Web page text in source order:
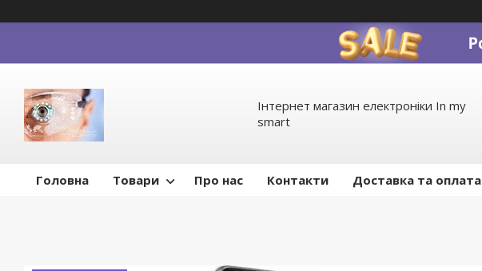
Інтернет магазин електроніки In my
smart
Головна Товари Про нас Контакти Доставка та оплата